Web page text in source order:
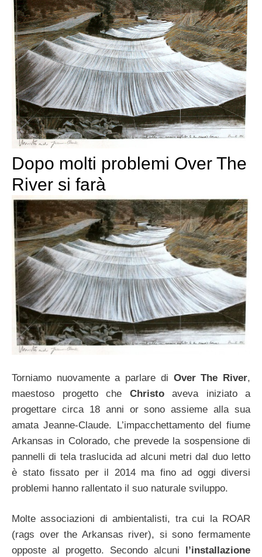
Dopo molti problemi Over The
River si farà
Torniamo nuovamente a parlare di Over The River,
maestoso progetto che Christoaveva iniziato a
progettare circa 18 anni or sono assieme alla sua
amata Jeanne-Claude. L’impacchettamento del fiume
Arkansas in Colorado, che prevede la sospensione di
pannelli di tela traslucida ad alcuni metri dal duo letto
è stato fissato per il 2014 ma fino ad oggi diversi
problemi hanno rallentato il suo naturale sviluppo.
Molte associazioni di ambientalisti, tra cui la ROAR
(rags over the Arkansas river), si sono fermamente
opposte al progetto. Secondo alcuni
l’installazione